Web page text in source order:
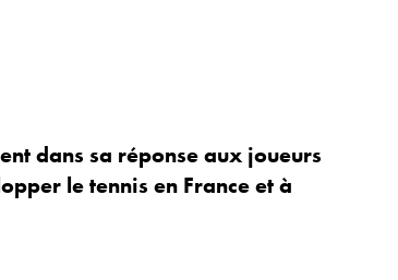
dans sa réponse aux joueurs
le tennis en France et à